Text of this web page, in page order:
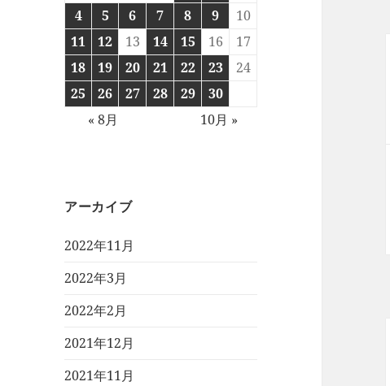
4
5 6 7 8 9
10
11
12 13 14 15 16
17
18
19 20 21 22 23
24
25
26 27 28 29
30
« 8月
10月 »
アーカイブ
2022年11月
2022年3月
2022年2月
2021年12月
2021年11月